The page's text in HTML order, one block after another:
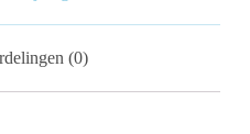
(0)